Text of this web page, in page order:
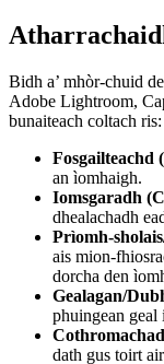
Bidh a’ mhòr-chuid
Adobe Lightroom,
bunaiteach coltach ris:
Fosgailteachd
an ìomhaigh.
Iomsgaradh
dhealachadh
Prìomh-
ais mion-
dorcha den
Gealagan/
phuingean geal
dath gus toirt